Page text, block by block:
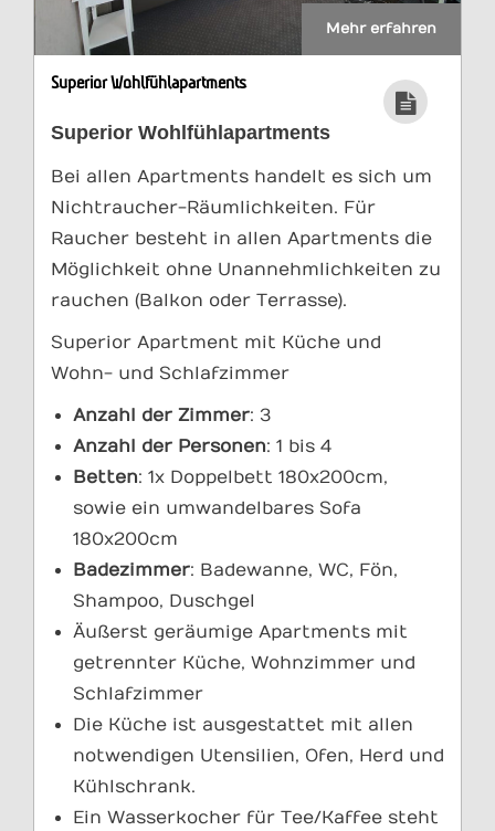
Mehr erfahren
Superior Wohlfühlapartments
Superior Wohlfühlapartments
Bei allen Apartments handelt es sich um
Nichtraucher-Räumlichkeiten. Für
Raucher besteht in allen Apartments die
Möglichkeit ohne Unannehmlichkeiten zu
rauchen (Balkon oder Terrasse).
Superior Apartment mit Küche und
Wohn- und Schlafzimmer
Anzahl der Zimmer: 3
Anzahl der Personen: 1 bis 4
Betten: 1x Doppelbett 180x200cm,
sowie ein umwandelbares Sofa
180x200cm
Badezimmer: Badewanne, WC, Fön,
Shampoo, Duschgel
Äußerst geräumige Apartments mit
getrennter Küche, Wohnzimmer und
Schlafzimmer
Die Küche ist ausgestattet mit allen
notwendigen Utensilien, Ofen, Herd und
Kühlschrank.
Ein Wasserkocher für Tee/Kaffee steht